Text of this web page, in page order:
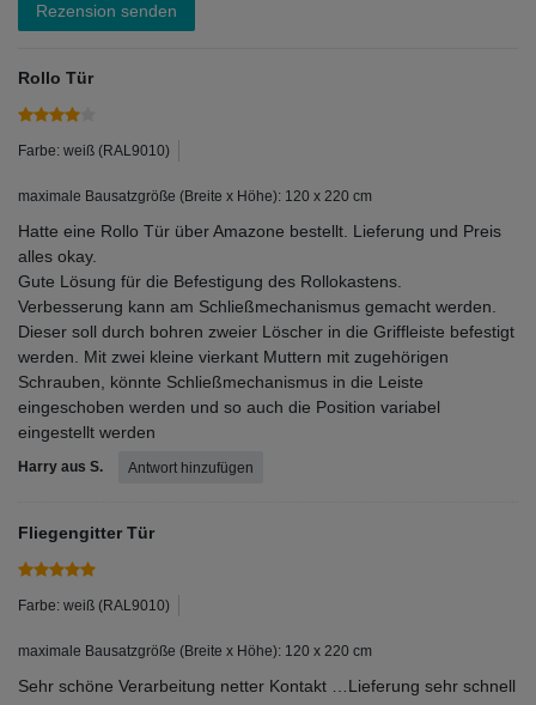
Rezension senden
Rollo Tür
Farbe: weiß (RAL9010)
maximale Bausatzgröße (Breite x Höhe): 120 x 220 cm
Hatte eine Rollo Tür über Amazone bestellt. Lieferung und Preis
alles okay.
Gute Lösung für die Befestigung des Rollokastens.
Verbesserung kann am Schließmechanismus gemacht werden.
Dieser soll durch bohren zweier Löscher in die Griffleiste befestigt
werden. Mit zwei kleine vierkant Muttern mit zugehörigen
Schrauben, könnte Schließmechanismus in die Leiste
eingeschoben werden und so auch die Position variabel
eingestellt werden
Harry aus S. Antwort hinzufügen
Fliegengitter Tür
Farbe: weiß (RAL9010)
maximale Bausatzgröße (Breite x Höhe): 120 x 220 cm
Sehr schöne Verarbeitung netter Kontakt …Lieferung sehr schnell